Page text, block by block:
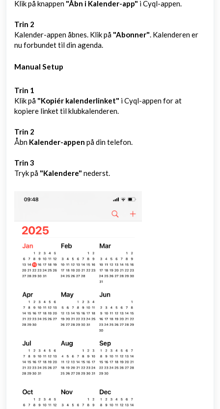
Klik på knappen "Åbn i Kalender-app" i Cyql-appen.
Trin 2
Kalender-appen åbnes. Klik på "Abonner". Kalenderen er
nu forbundet til din agenda.
Manual Setup
Trin 1
Klik på "Kopiér kalenderlinket" i Cyql-appen for at
kopiere linket til klubkalenderen.
Trin 2
Åbn Kalender-appen på din telefon.
Trin 3
Tryk på "Kalendere" nederst.